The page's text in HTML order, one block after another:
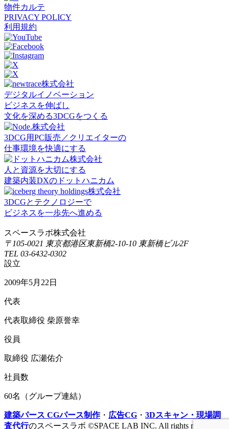
物件カルテ
PRIVACY POLICY
利用規約
デジタルイノベーション
ビジネスを伸ばし
文化を深める3DCGをつくる
3DCG用PC販売／クリエイターの
仕事環境を快適にする
人と資源を大切にする
建築内装DXのドットハニカム
3DCGとテクノロジーで
ビジネスを一歩先へ進める
スペースラボ株式会社
〒105-0021 東京都港区東新橋2-10-10 東新橋ビル2F
TEL 03-6432-0302
設立
2009年5月22日
代表
代表取締役 柴原誉幸
役員
取締役 広瀬佑介
社員数
60名（グループ連結）
建築パース CGパース制作・ 広告CG ・ 3Dスキャン・現場調
査代行のスペースラボ ©SPACE LAB INC. All rights reserved.